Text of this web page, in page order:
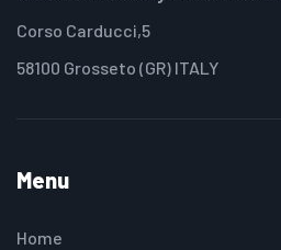
Corso Carducci,5
58100 Grosseto (GR) ITALY
Menu
Home